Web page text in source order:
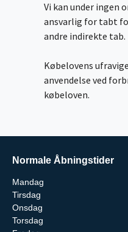
Vi kan under ingen
ansvarlig for tabt
andre indirekte tab.
Købelovens
anvendelse ved
købeloven.
Normale Åbningstider
Mandag
Tirsdag
Onsdag
Torsdag